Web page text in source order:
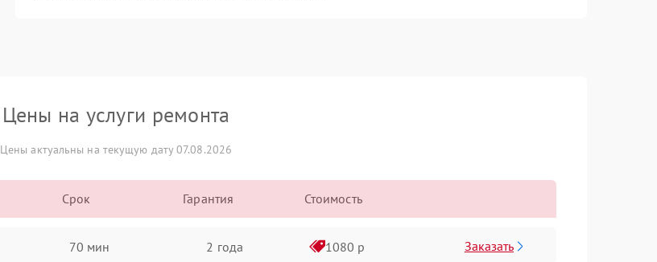
Цены на услуги ремонта
Цены актуальны на текущую дату 07.08.2026
Срок Гарантия Стоимость
70 мин 2 года 1080 р Заказать